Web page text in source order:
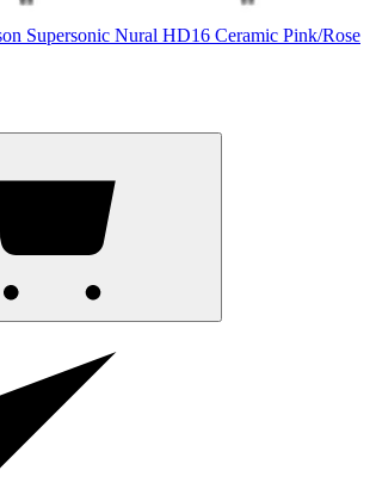
Supersonic Nural HD16 Ceramic Pink/Rose